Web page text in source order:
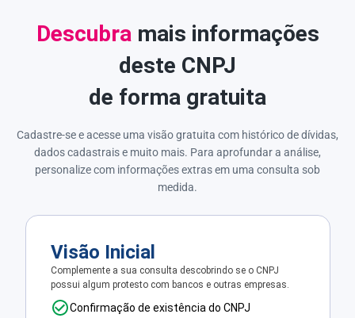
Descubramais informações
deste CNPJ
de forma gratuita
Cadastre-se e acesse uma visão gratuita com histórico de dívidas,
dados cadastrais e muito mais. Para aprofundar a análise,
personalize com informações extras em uma consulta sob
medida.
Visão Inicial
Complemente a sua consulta descobrindo se o CNPJ
possui algum protesto com bancos e outras empresas.
Confirmação de existência do CNPJ